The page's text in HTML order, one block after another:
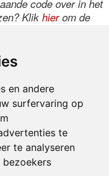
en andere
surfervaring op
te
te analyseren
code over in het
Klik hierom de